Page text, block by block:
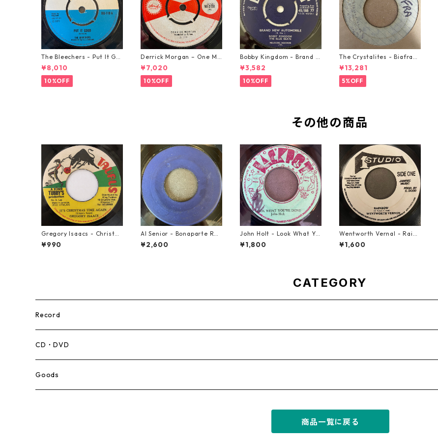
The Bleechers - Put It Go
od 【7-21637】
¥8,010
10%OFF
Derrick Morgan – One Mo
rning In May【7-21653】
¥7,020
10%OFF
Bobby Kingdom - Brand N
ew Automobile【7-2088
9】
¥3,582
10%OFF
The Crystalites - Biafra
【7-21293】
¥13,281
5%OFF
その他の商品
Gregory Isaacs - Christm
as Time Once Again【7-2
0589】
¥990
Al Senior - Bonaparte Ret
reat【7-21861】
¥2,600
John Holt - Look What Yo
u've Done【7-21817】
¥1,800
Wentworth Vernal - Rainb
ow【7-21940】
¥1,600
CATEGORY
Record
Mento,Calypso,Ballad
Ska
CD・DVD
Goods
商品一覧に戻る